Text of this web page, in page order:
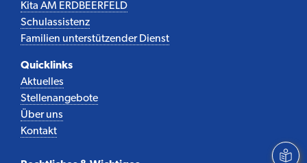
Kita AM ERDBEERFELD
Schulassistenz
Familien unterstützender Dienst
Quicklinks
Aktuelles
Stellenangebote
Über uns
Kontakt